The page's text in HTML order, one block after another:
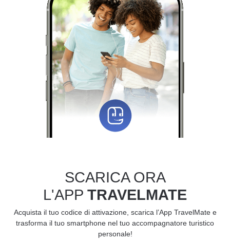
SCARICA ORA
L'APP TRAVELMATE
Acquista il tuo codice di attivazione, scarica l’App TravelMate e
trasforma il tuo smartphone nel tuo accompagnatore turistico
personale!